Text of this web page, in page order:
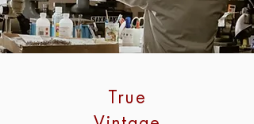
True